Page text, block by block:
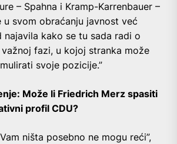
– Spahna i Kramp-Karrenbauer –
u svom obraćanju javnost već
najavila kako se tu sada radi o
fazi, u kojoj stranka može
svoje pozicije.”
Može li Friedrich Merz spasiti
profil CDU?
ništa posebno ne mogu reći”,